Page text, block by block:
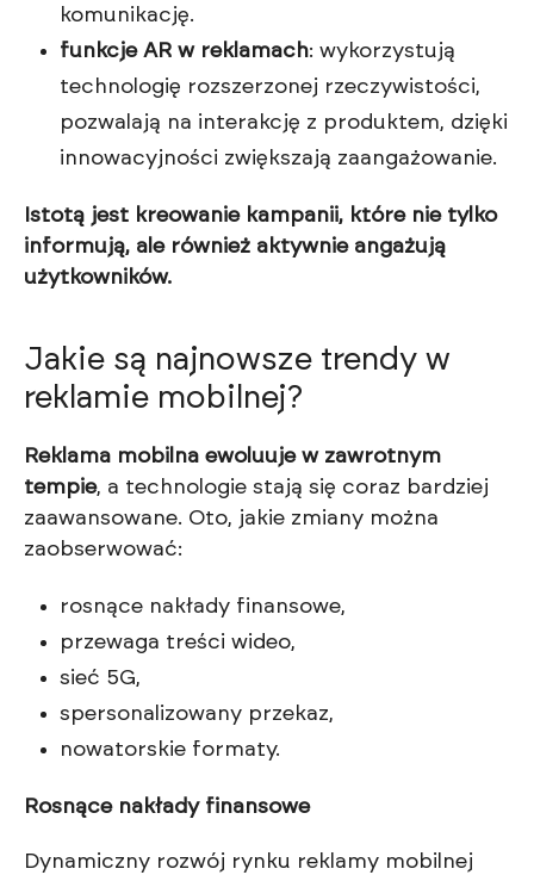
komunikację.
funkcje AR w reklamach: wykorzystują
technologię rozszerzonej rzeczywistości,
pozwalają na interakcję z produktem, dzięki
innowacyjności zwiększają zaangażowanie.
Istotą jest kreowanie kampanii, które nie tylko
informują, ale również aktywnie angażują
użytkowników.
Jakie są najnowsze trendy w
reklamie mobilnej?
Reklama mobilna ewoluuje w zawrotnym
tempie, a technologie stają się coraz bardziej
zaawansowane. Oto, jakie zmiany można
zaobserwować:
rosnące nakłady finansowe,
przewaga treści wideo,
sieć 5G,
spersonalizowany przekaz,
nowatorskie formaty.
Rosnące nakłady finansowe
Dynamiczny rozwój rynku reklamy mobilnej